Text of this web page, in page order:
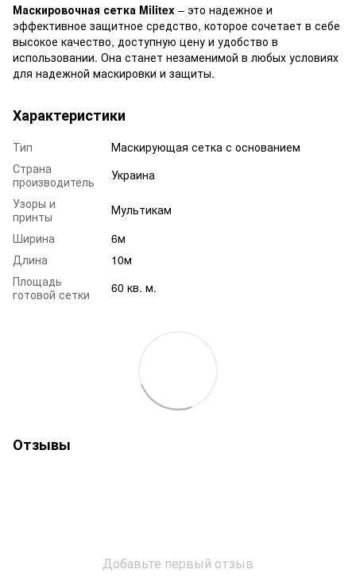
Маскировочная сетка Militex – это надежное и
эффективное защитное средство, которое сочетает в себе
высокое качество, доступную цену и удобство в
использовании. Она станет незаменимой в любых условиях
для надежной маскировки и защиты.
Характеристики
Тип
Маскирующая сетка с основанием
Страна
производитель
Украина
Узоры и
принты
Мультикам
Ширина
6м
Длина
10м
Площадь
готовой сетки
60 кв. м.
Отзывы
Добавьте первый отзыв